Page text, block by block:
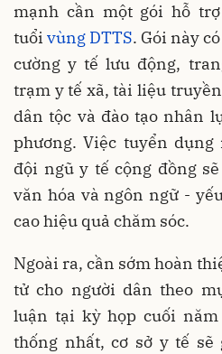
mạnh cần một gói hỗ
tuổi vùng DTTS. Gói này
cường y tế lưu động,
trạm y tế xã, tài liệu
dân tộc và đào tạo nhân
phương. Việc tuyển dụng
đội ngũ y tế cộng đồng
văn hóa và ngôn ngữ -
cao hiệu quả chăm sóc.
Ngoài ra, cần sớm hoàn
tử cho người dân theo
luận tại kỳ họp cuối
thống nhất, cơ sở y tế